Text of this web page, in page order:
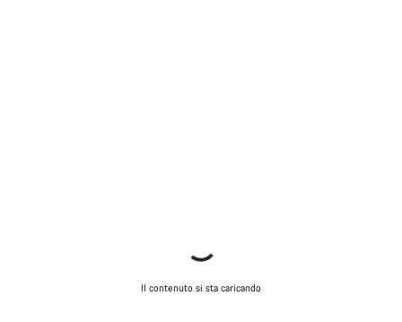
Il contenuto si sta caricando